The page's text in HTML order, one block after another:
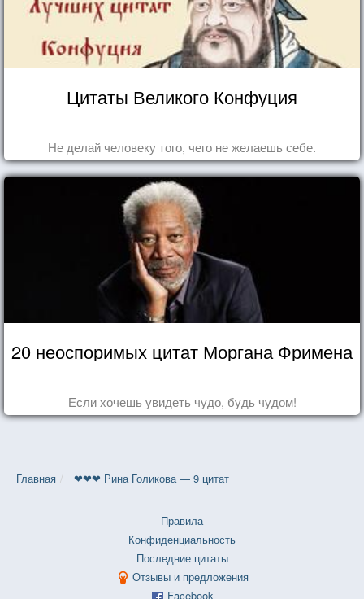
Цитаты Великого Конфуция
Не делай человеку того, чего не желаешь себе.
20 неоспоримых цитат Моргана Фримена
Если хочешь увидеть чудо, будь чудом!
Главная ❤❤❤ Рина Голикова — 9 цитат
Правила
Конфиденциальность
Последние цитаты
Отзывы и предложения
Facebook